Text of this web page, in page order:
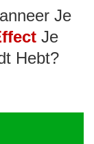
Je
Je
Hebt?